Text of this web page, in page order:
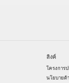
ลิงค์
โครงการ
นโยบายด้